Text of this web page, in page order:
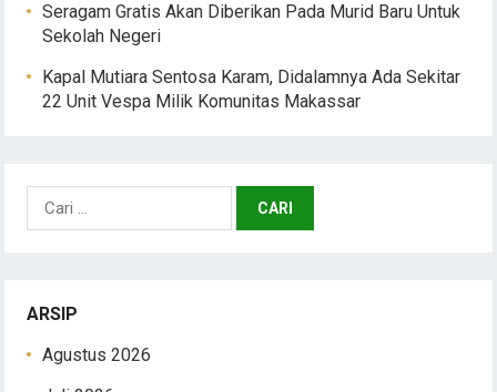
Seragam Gratis Akan Diberikan Pada Murid Baru Untuk
Sekolah Negeri
Kapal Mutiara Sentosa Karam, Didalamnya Ada Sekitar
22 Unit Vespa Milik Komunitas Makassar
Cari
ARSIP
Agustus 2026